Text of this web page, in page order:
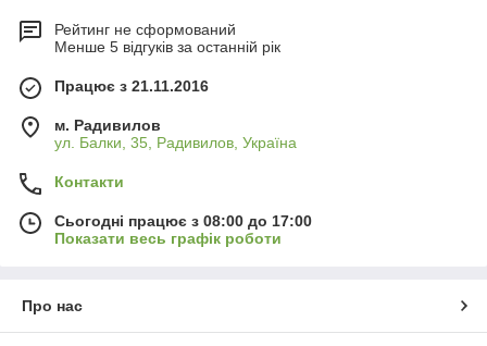
Рейтинг не сформований
Менше 5 відгуків за останній рік
Працює з 21.11.2016
м. Радивилов
ул. Балки, 35, Радивилов, Україна
Контакти
Сьогодні працює з 08:00 до 17:00
Показати весь графік роботи
Про нас